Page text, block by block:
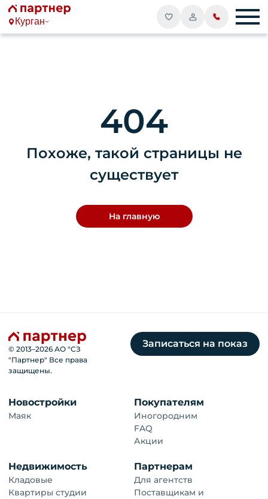
Курган
404
Похоже, такой страницы не
существует
На главную
© 2013–2026 АО "СЗ
"Партнер" Все права
защищены.
Записаться на показ
Новостройки
Маяк
Покупателям
Иногородним
FAQ
Акции
Недвижимость
Кладовые
Квартиры студии
Партнерам
Для агентств
Поставщикам и